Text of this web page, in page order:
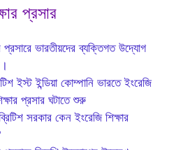
প্রসার
প্রসারে ভারতীয়দের ব্যক্তিগত উদ্যোগ
ইস্ট ইন্ডিয়া কোম্পানি ভারতে ইংরেজি
প্রসার ঘটাতে শুরু
সরকার কেন ইংরেজি শিক্ষার